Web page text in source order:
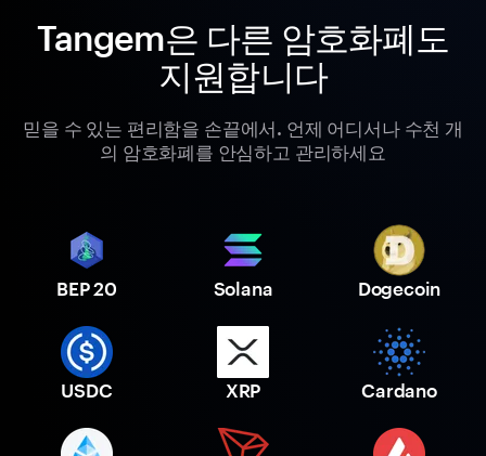
Tangem은 다른 암호화폐도
지원합니다
믿을 수 있는 편리함을 손끝에서. 언제 어디서나 수천 개
의 암호화폐를 안심하고 관리하세요
BEP 20 Solana Dogecoin
USDC XRP Cardano